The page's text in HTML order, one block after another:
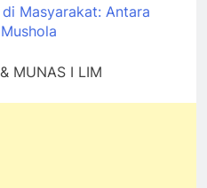
Masyarakat: Antara
MUNAS I LIM